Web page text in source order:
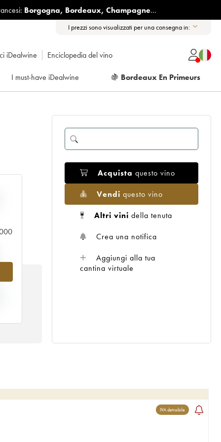
Borgogna, Bordeaux, Champagne...
I prezzi sono visualizzati per una consegna in:
iDealwine Enciclopedia del vino
I must-have iDealwine 🍇 Bordeaux En Primeurs
Acquista questo vino
Vendi questo vino
Altri vini della tenuta
Crea una notifica
Aggiungi alla tua
cantina virtuale
IVA detraibile